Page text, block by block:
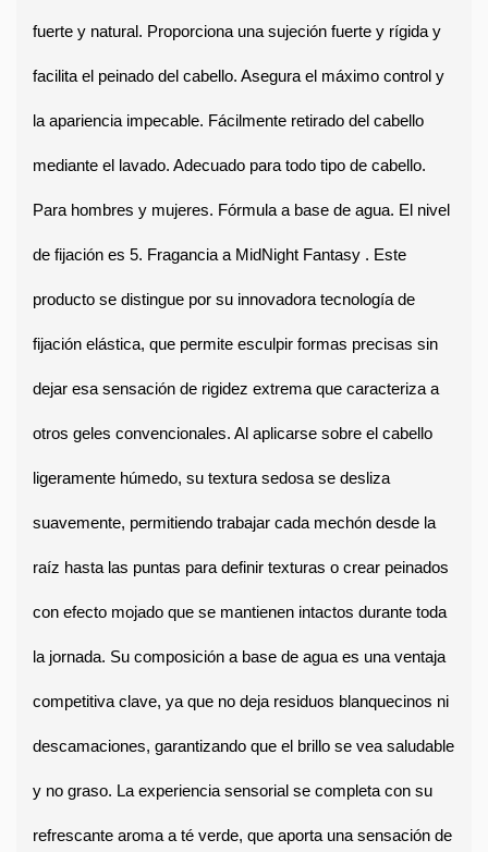
fuerte y natural. Proporciona una sujeción fuerte y rígida y
facilita el peinado del cabello. Asegura el máximo control y
la apariencia impecable. Fácilmente retirado del cabello
mediante el lavado. Adecuado para todo tipo de cabello.
Para hombres y mujeres. Fórmula a base de agua. El nivel
de fijación es 5. Fragancia a MidNight Fantasy . Este
producto se distingue por su innovadora tecnología de
fijación elástica, que permite esculpir formas precisas sin
dejar esa sensación de rigidez extrema que caracteriza a
otros geles convencionales. Al aplicarse sobre el cabello
ligeramente húmedo, su textura sedosa se desliza
suavemente, permitiendo trabajar cada mechón desde la
raíz hasta las puntas para definir texturas o crear peinados
con efecto mojado que se mantienen intactos durante toda
la jornada. Su composición a base de agua es una ventaja
competitiva clave, ya que no deja residuos blanquecinos ni
descamaciones, garantizando que el brillo se vea saludable
y no graso. La experiencia sensorial se completa con su
refrescante aroma a té verde, que aporta una sensación de